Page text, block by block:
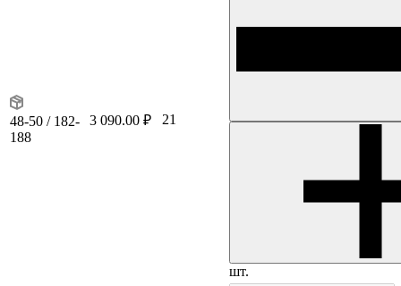
48-50 / 182-
188
3 090.00 ₽ 21
шт.